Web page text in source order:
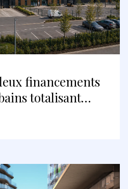
financements
totalisant
d’euros avec